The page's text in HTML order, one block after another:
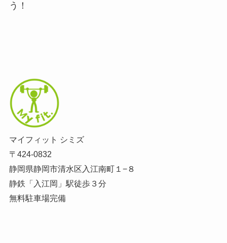
う！
マイフィット シミズ
〒424-0832
静岡県静岡市清水区入江南町１−８
静鉄「入江岡」駅徒歩３分
無料駐車場完備